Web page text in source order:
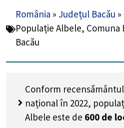
România » Județul Bacău »
Populație Albele,
Bacău
Conform
național în 2022,
Albele este de 600 de